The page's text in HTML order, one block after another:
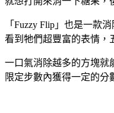
「Fuzzy Flip」也是一款
看到牠們超豐富的表情，
一口氣消除越多的方塊就
限定步數內獲得一定的